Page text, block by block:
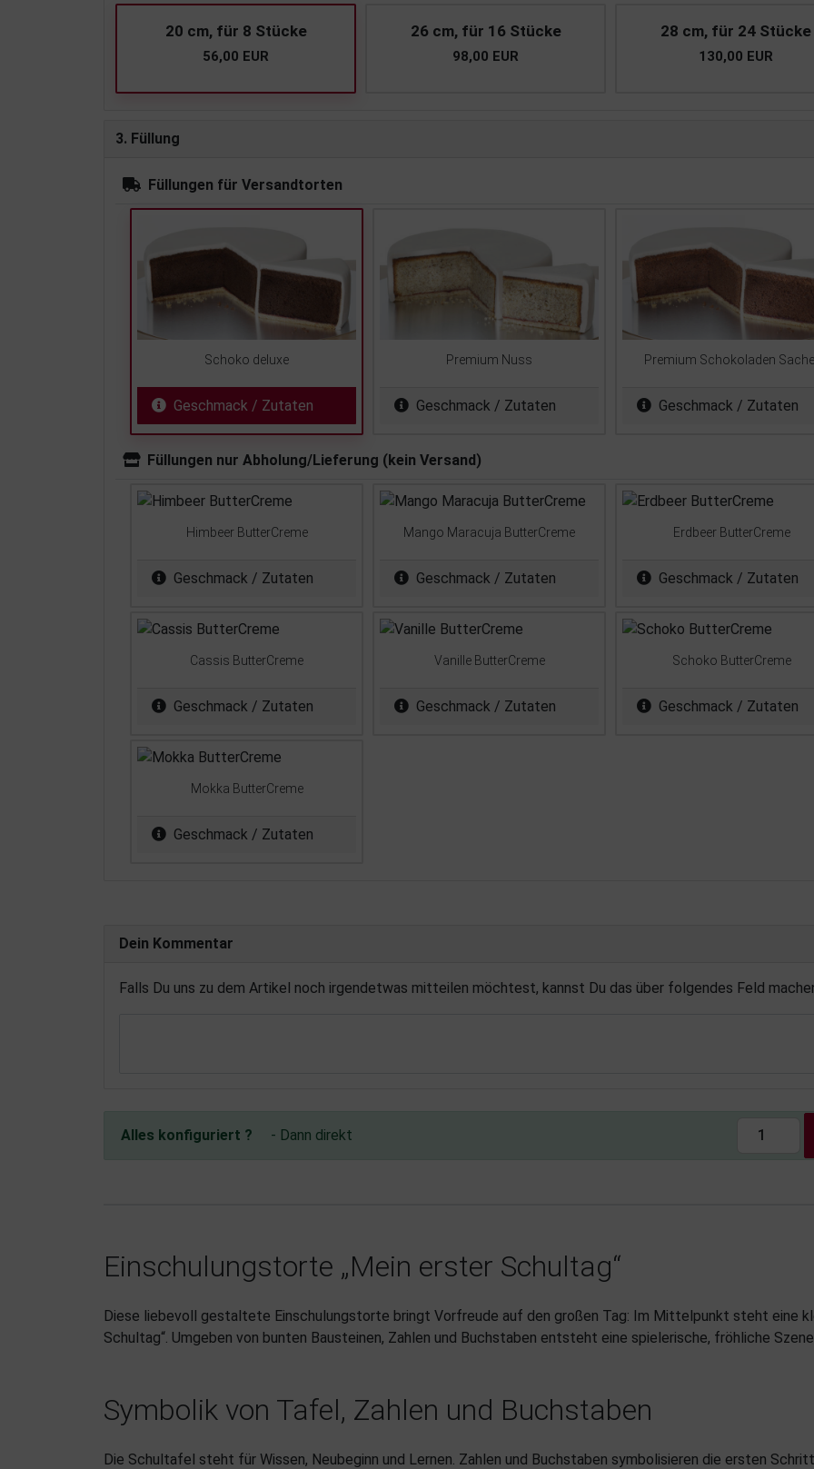
20 cm, für 8 Stücke
56,00 EUR
26 cm, für 16 Stücke
98,00 EUR
28 cm, für 24 Stücke
130,00 EUR
3. Füllung
Füllungen für Versandtorten
Schoko deluxe
Geschmack / Zutaten
Premium Nuss
Geschmack / Zutaten
Premium Schokoladen
Geschmack / Zutaten
Füllungen nur Abholung/Lieferung (kein Versand)
Himbeer ButterCreme
Geschmack / Zutaten
Mango Maracuja ButterCreme
Geschmack / Zutaten
Erdbeer ButterCreme
Geschmack / Zutaten
Cassis ButterCreme
Geschmack / Zutaten
Vanille ButterCreme
Geschmack / Zutaten
Schoko ButterCreme
Geschmack / Zutaten
Mokka ButterCreme
Geschmack / Zutaten
Dein Kommentar
Falls Du uns zu dem Artikel noch irgendetwas mitteilen möchtest, kannst Du das über folgendes Feld
Alles konfiguriert ? - Dann direkt
Einschulungstorte „Mein erster Schultag“
Diese liebevoll gestaltete Einschulungstorte bringt Vorfreude auf den großen Tag: Im Mittelpunkt steht eine
Schultag“. Umgeben von bunten Bausteinen, Zahlen und Buchstaben entsteht eine spielerische, fröhliche
Symbolik von Tafel, Zahlen und Buchstaben
Die Schultafel steht für Wissen, Neubeginn und Lernen. Zahlen und Buchstaben symbolisieren die ersten